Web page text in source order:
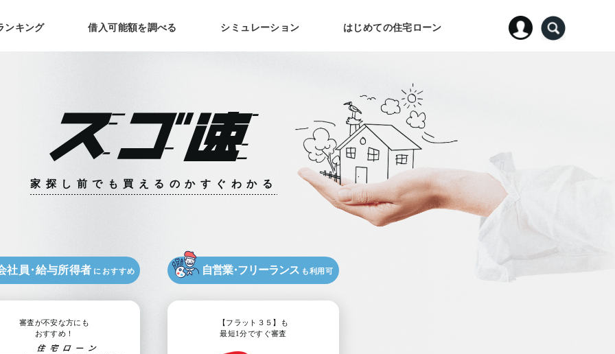
ンキング 借入可能額を調べる シミュレーション はじめての住宅ローン
家探し前でも 買えるのかすぐわかる
社員・給与所得者 におすすめ
審査が不安な方にも
おすすめ！
自営業・フリーランス も利用可
【フラット３５】も
最短1分ですぐ審査